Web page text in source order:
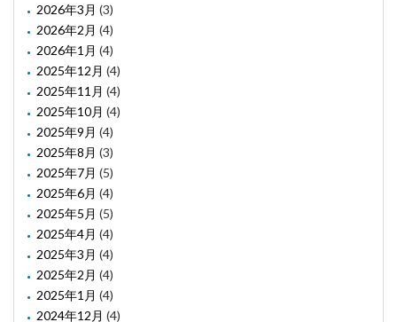
2026年3月 (3)
2026年2月 (4)
2026年1月 (4)
2025年12月 (4)
2025年11月 (4)
2025年10月 (4)
2025年9月 (4)
2025年8月 (3)
2025年7月 (5)
2025年6月 (4)
2025年5月 (5)
2025年4月 (4)
2025年3月 (4)
2025年2月 (4)
2025年1月 (4)
2024年12月 (4)